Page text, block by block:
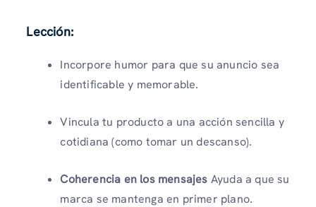
Lección:
Incorpore humor para que su anuncio sea
identificable y memorable.
Vincula tu producto a una acción sencilla y
cotidiana (como tomar un descanso).
Coherencia en los mensajes Ayuda a que su
marca se mantenga en primer plano.